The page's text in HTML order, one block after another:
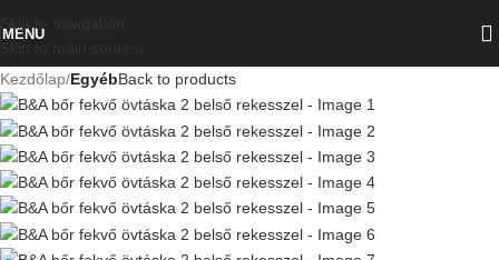
MENU
Kezdőlap EgyébBack to products